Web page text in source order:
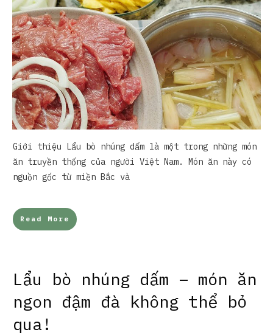
Giới thiệu Lẩu bò nhúng dấm là một trong những món
ăn truyền thống của người Việt Nam. Món ăn này có
nguồn gốc từ miền Bắc và
Read More
Lẩu bò nhúng dấm – món ăn
ngon đậm đà không thể bỏ
qua!